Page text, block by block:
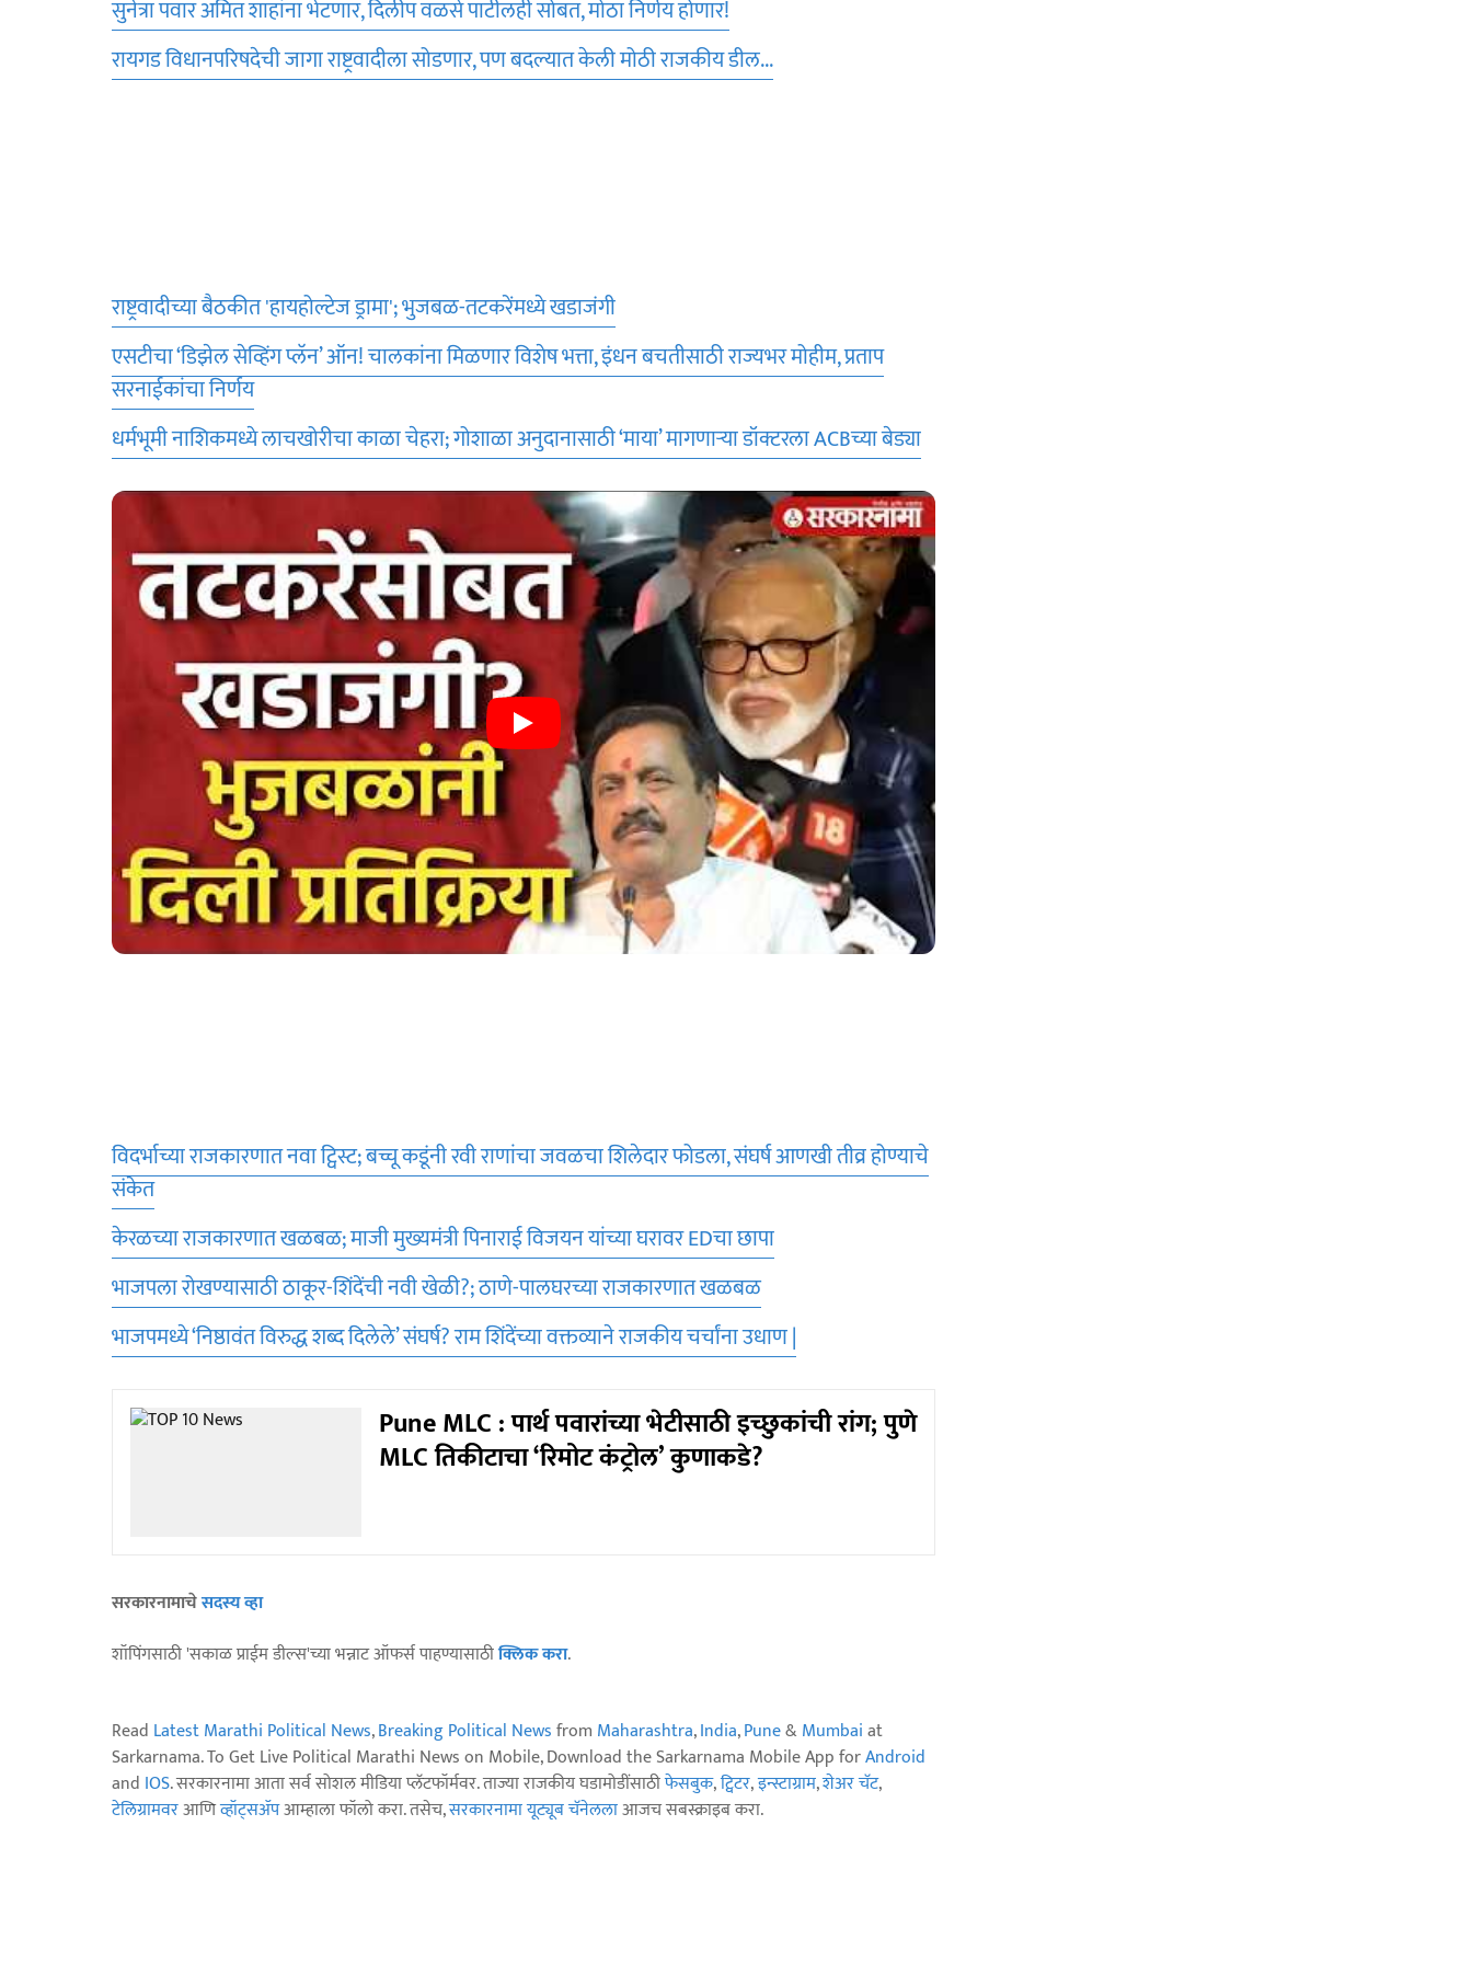
सुनेत्रा पवार अमित शाहांना भेटणार, दिलीप वळसे पाटीलही सोबत, मोठा निर्णय होणार!
रायगड विधानपरिषदेची जागा राष्ट्रवादीला सोडणार, पण बदल्यात केली मोठी राजकीय डील...
राष्ट्रवादीच्या बैठकीत 'हायहोल्टेज ड्रामा'; भुजबळ-तटकरेंमध्ये खडाजंगी
एसटीचा ‘डिझेल सेव्हिंग प्लॅन’ ऑन! चालकांना मिळणार विशेष भत्ता, इंधन बचतीसाठी राज्यभर मोहीम, प्रताप
सरनाईकांचा निर्णय
धर्मभूमी नाशिकमध्ये लाचखोरीचा काळा चेहरा; गोशाळा अनुदानासाठी ‘माया’ मागणाऱ्या डॉक्टरला ACBच्या बेड्या
विदर्भाच्या राजकारणात नवा ट्विस्ट; बच्चू कडूंनी रवी राणांचा जवळचा शिलेदार फोडला, संघर्ष आणखी तीव्र होण्याचे
संकेत
केरळच्या राजकारणात खळबळ; माजी मुख्यमंत्री पिनाराई विजयन यांच्या घरावर EDचा छापा
भाजपला रोखण्यासाठी ठाकूर-शिंदेंची नवी खेळी?; ठाणे-पालघरच्या राजकारणात खळबळ
भाजपमध्ये ‘निष्ठावंत विरुद्ध शब्द दिलेले’ संघर्ष? राम शिंदेंच्या वक्तव्याने राजकीय चर्चांना उधाण |
Pune MLC : पार्थ पवारांच्या भेटीसाठी इच्छुकांची रांग; पुणे
MLC तिकीटाचा ‘रिमोट कंट्रोल’ कुणाकडे?
सरकारनामाचेसदस्य व्हा
शॉपिंगसाठी 'सकाळ प्राईम डील्स'च्या भन्नाट ऑफर्स पाहण्यासाठीक्लिक करा.
Read Latest Marathi Political News,Breaking Political Newsfrom Maharashtra,India,Pune& Mumbaiat
Sarkarnama. To Get Live Political Marathi News on Mobile, Download the Sarkarnama Mobile App forAndroid
and IOS. सरकारनामा आता सर्व सोशल मीडिया प्लॅटफॉर्मवर. ताज्या राजकीय घडामोडींसाठीफेसबुक,ट्विटर,इन्स्टाग्राम,शेअर चॅट,
टेलिग्रामवरआणिव्हॉट्सॲपआम्हाला फॉलो करा. तसेच,सरकारनामा यूट्यूब चॅनेललाआजच सबस्क्राइब करा.